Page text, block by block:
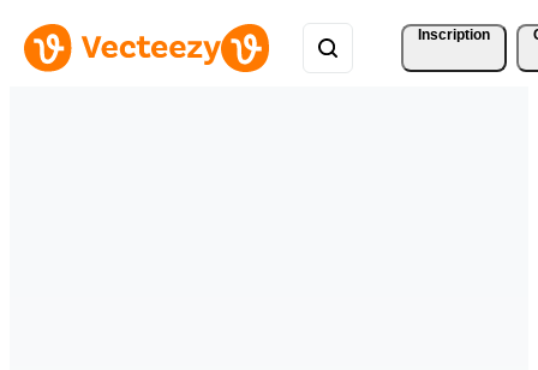
Inscription